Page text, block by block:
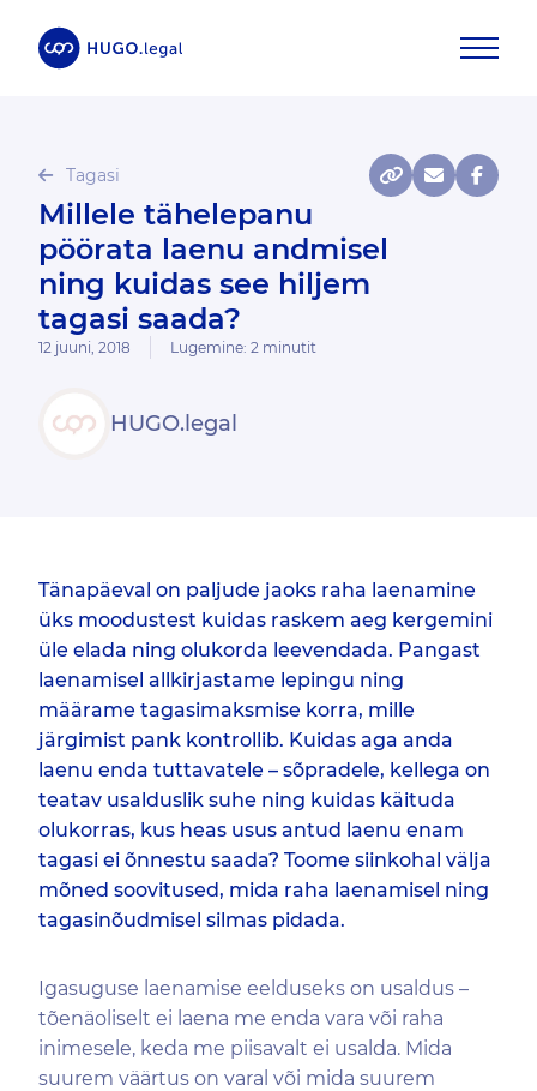
Tagasi
Millele tähelepanu
pöörata laenu andmisel
ning kuidas see hiljem
tagasi saada?
12 juuni, 2018 Lugemine: 2 minutit
HUGO.legal
Tänapäeval on paljude jaoks raha laenamine
üks moodustest kuidas raskem aeg kergemini
üle elada ning olukorda leevendada. Pangast
laenamisel allkirjastame lepingu ning
määrame tagasimaksmise korra, mille
järgimist pank kontrollib. Kuidas aga anda
laenu enda tuttavatele – sõpradele, kellega on
teatav usalduslik suhe ning kuidas käituda
olukorras, kus heas usus antud laenu enam
tagasi ei õnnestu saada? Toome siinkohal välja
mõned soovitused, mida raha laenamisel ning
tagasinõudmisel silmas pidada.
Igasuguse laenamise eelduseks on usaldus –
tõenäoliselt ei laena me enda vara või raha
inimesele, keda me piisavalt ei usalda. Mida
suurem väärtus on varal või mida suurem